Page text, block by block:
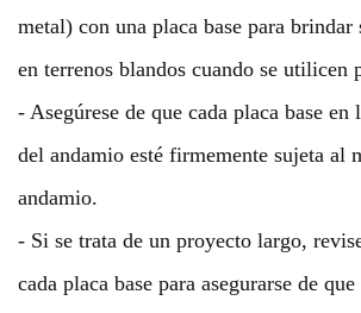
metal) con una placa base para
en terrenos blandos cuando se utilicen
- Asegúrese de que cada placa base
del andamio esté firmemente sujeta al
andamio.
- Si se trata de un proyecto largo,
cada placa base para asegurarse de